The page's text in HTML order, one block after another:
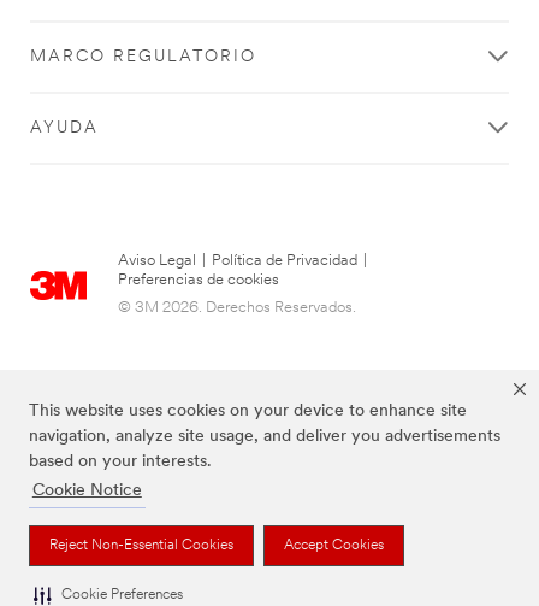
This website uses cookies on your device to enhance site
navigation, analyze site usage, and deliver you advertisements
based on your interests.
Cookie Notice
Reject Non-Essential Cookies Accept Cookies
Cookie Preferences
MARCO REGULATORIO
AYUDA
Aviso Legal Política de Privacidad
Preferencias de cookies
© 3M 2026. Derechos Reservados.
Las marcas mencionadas arriba son Marcas Registradas de 3M.